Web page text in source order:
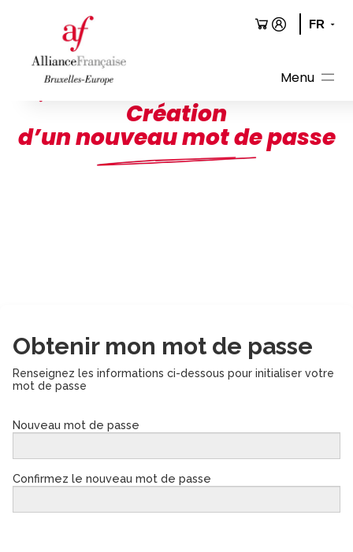
contenu
Création
d’un nouveau mot de passe
Obtenir mon mot de passe
Renseignez les informations ci-dessous pour initialiser votre
mot de passe
Nouveau mot de passe
Confirmez le nouveau mot de passe